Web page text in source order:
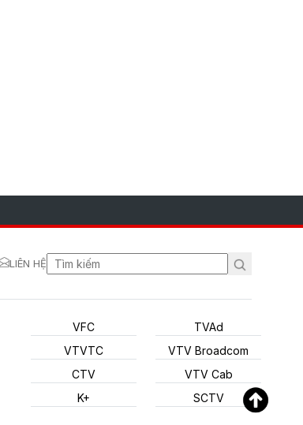
LIÊN HỆ
VFC
VTVTC
CTV
K+
TVAd
VTV Broadcom
VTV Cab
SCTV